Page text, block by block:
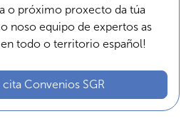
o próximo proxecto da túa
noso equipo de expertos as
todo o territorio español!
Convenios SGR